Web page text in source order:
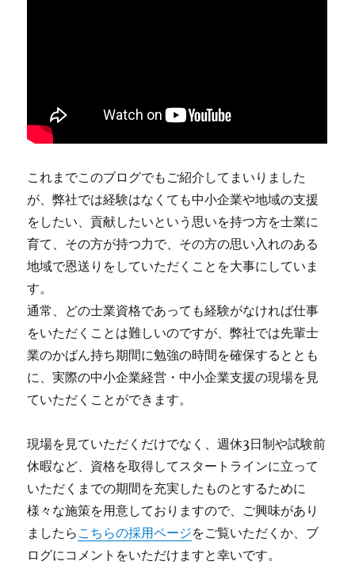
これまでこのブログでもご紹介してまいりました
が、弊社では経験はなくても中小企業や地域の支援
をしたい、貢献したいという思いを持つ方を士業に
育て、その方が持つ力で、その方の思い入れのある
地域で恩送りをしていただくことを大事にしていま
す。
通常、どの士業資格であっても経験がなければ仕事
をいただくことは難しいのですが、弊社では先輩士
業のかばん持ち期間に勉強の時間を確保するととも
に、実際の中小企業経営・中小企業支援の現場を見
ていただくことができます。
現場を見ていただくだけでなく、週休3日制や試験前
休暇など、資格を取得してスタートラインに立って
いただくまでの期間を充実したものとするために
様々な施策を用意しておりますので、ご興味があり
ましたら こちらの採用ページをご覧いただくか、ブ
ログにコメントをいただけますと幸いです。